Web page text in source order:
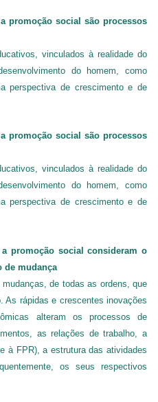
promoção social são processos
vinculados à realidade do
do homem, como
perspectiva de crescimento e de
promoção social são processos
vinculados à realidade do
do homem, como
perspectiva de crescimento e de
promoção social consideram o
de mudança
de todas as ordens, que
As rápidas e crescentes inovações
alteram os processos de
as relações de trabalho, a
à FPR), a estrutura das atividades
os seus respectivos